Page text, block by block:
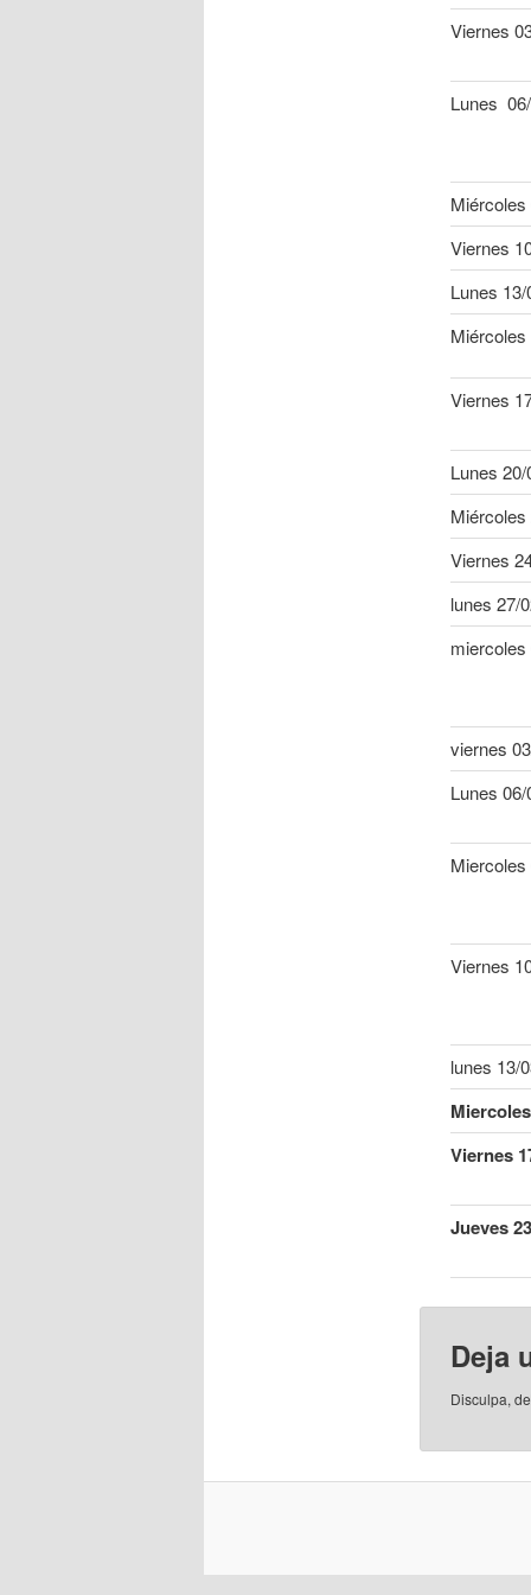
Viernes
Lunes
Miércoles
Viernes
Lunes 13/
Miércoles
Viernes
Lunes 20/
Miércoles
Viernes
lunes 27/
miercoles
viernes
Lunes 06/
Miercoles
Viernes
lunes 13/
Viernes
Jueves
Deja
Disculpa,